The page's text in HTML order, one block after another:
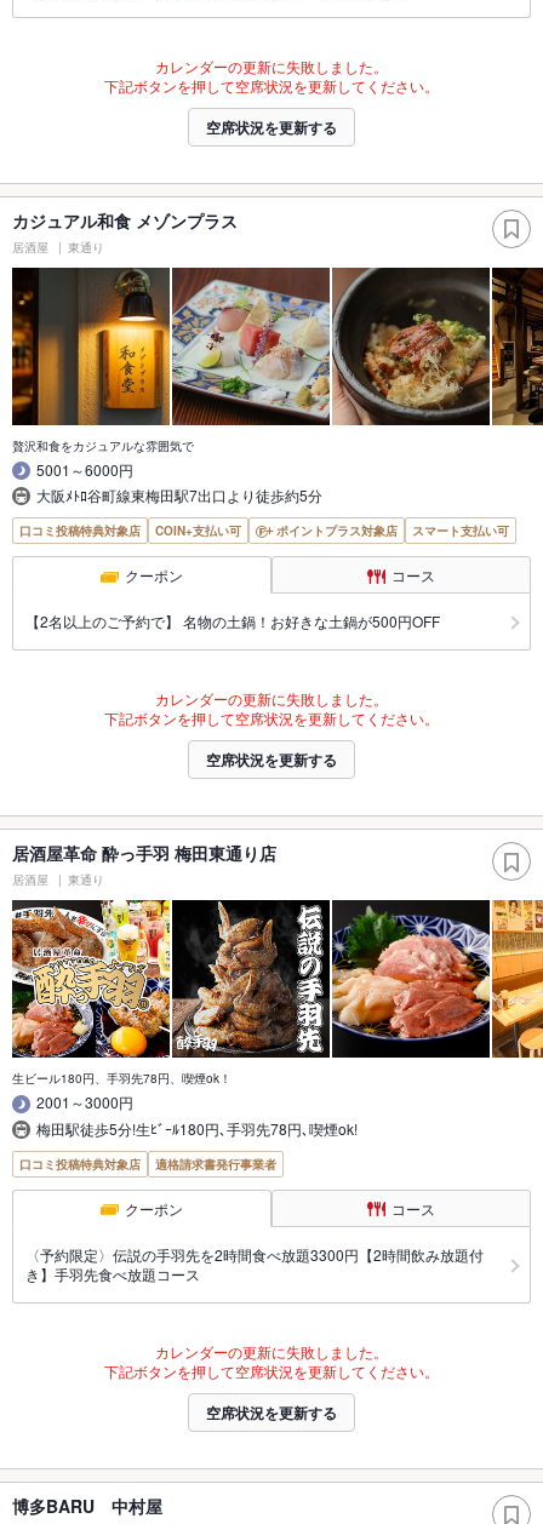
カレンダーの更新に失敗しました。
下記ボタンを押して空席状況を更新してください。
空席状況を更新する
カジュアル和食 メゾンプラス
居酒屋 東通り
贅沢和食をカジュアルな雰囲気で
5001～6000円
大阪ﾒﾄﾛ谷町線東梅田駅7出口より徒歩約5分
口コミ投稿特典対象店 COIN+支払い可 ポイントプラス対象店 スマート支払い可
クーポン コース
【2名以上のご予約で】 名物の土鍋！お好きな土鍋が500円OFF
カレンダーの更新に失敗しました。
下記ボタンを押して空席状況を更新してください。
空席状況を更新する
居酒屋革命 酔っ手羽 梅田東通り店
居酒屋 東通り
生ビール180円、手羽先78円、喫煙ok！
2001～3000円
梅田駅徒歩5分!生ﾋﾞｰﾙ180円､手羽先78円､喫煙ok!
口コミ投稿特典対象店 適格請求書発行事業者
クーポン コース
〈予約限定〉伝説の手羽先を2時間食べ放題3300円【2時間飲み放題付
き】手羽先食べ放題コース
カレンダーの更新に失敗しました。
下記ボタンを押して空席状況を更新してください。
空席状況を更新する
博多BARU 中村屋